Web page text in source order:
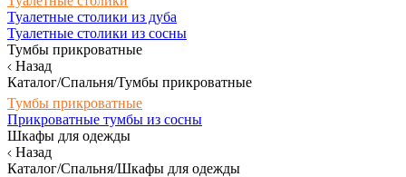
Туалетные столики из дуба
Туалетные столики из сосны
Тумбы прикроватные
Назад
Каталог/Спальня/Тумбы прикроватные
Тумбы прикроватные
Прикроватные тумбы из сосны
Шкафы для одежды
Назад
Каталог/Спальня/Шкафы для одежды